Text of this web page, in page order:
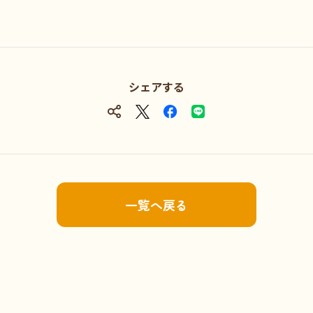
シェアする
一覧へ戻る